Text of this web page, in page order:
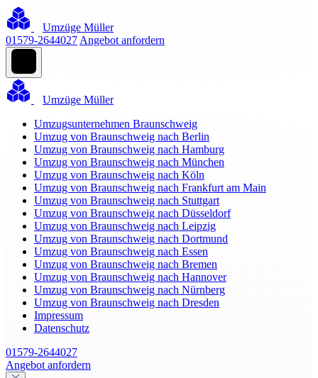
Umzüge Müller
01579-2644027 Angebot anfordern
Umzüge Müller
Umzugsunternehmen Braunschweig
Umzug von Braunschweig nach Berlin
Umzug von Braunschweig nach Hamburg
Umzug von Braunschweig nach München
Umzug von Braunschweig nach Köln
Umzug von Braunschweig nach Frankfurt am Main
Umzug von Braunschweig nach Stuttgart
Umzug von Braunschweig nach Düsseldorf
Umzug von Braunschweig nach Leipzig
Umzug von Braunschweig nach Dortmund
Umzug von Braunschweig nach Essen
Umzug von Braunschweig nach Bremen
Umzug von Braunschweig nach Hannover
Umzug von Braunschweig nach Nürnberg
Umzug von Braunschweig nach Dresden
Impressum
Datenschutz
01579-2644027
Angebot anfordern